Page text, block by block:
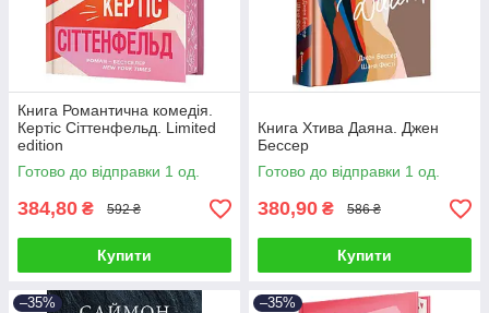
Книга Романтична комедія.
Кертіс Сіттенфельд. Limited
edition
Готово до відправки 1 од.
384,80 ₴ 592 ₴
Купити
Книга Хтива Даяна. Джен
Бессер
Готово до відправки 1 од.
380,90 ₴ 586 ₴
Купити
–35% –35%